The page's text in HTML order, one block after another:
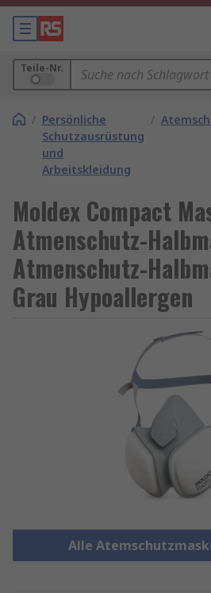
Teile-Nr.
/ Persönliche
Schutzausrüstung
und
Arbeitskleidung
/
Moldex Compact
Atmenschutz-
Atmenschutz-
Grau Hypoallergen
Alle